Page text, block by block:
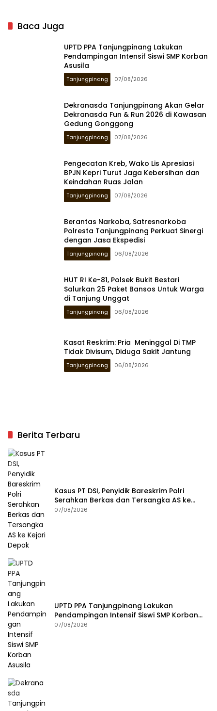
Baca Juga
UPTD PPA Tanjungpinang Lakukan
Pendampingan Intensif Siswi SMP Korban
Asusila
Tanjungpinang 07/08/2026
Dekranasda Tanjungpinang Akan Gelar
Dekranasda Fun & Run 2026 di Kawasan
Gedung Gonggong
Tanjungpinang 07/08/2026
Pengecatan Kreb, Wako Lis Apresiasi
BPJN Kepri Turut Jaga Kebersihan dan
Keindahan Ruas Jalan
Tanjungpinang 07/08/2026
Berantas Narkoba, Satresnarkoba
Polresta Tanjungpinang Perkuat Sinergi
dengan Jasa Ekspedisi
Tanjungpinang 06/08/2026
HUT RI Ke-81, Polsek Bukit Bestari
Salurkan 25 Paket Bansos Untuk Warga
di Tanjung Unggat
Tanjungpinang 06/08/2026
Kasat Reskrim: Pria Meninggal Di TMP
Tidak Divisum, Diduga Sakit Jantung
Tanjungpinang 06/08/2026
Berita Terbaru
Kasus PT DSI, Penyidik Bareskrim Polri
Serahkan Berkas dan Tersangka AS ke
Kejari Depok
07/08/2026
UPTD PPA Tanjungpinang Lakukan
Pendampingan Intensif Siswi SMP Korban
Asusila
07/08/2026